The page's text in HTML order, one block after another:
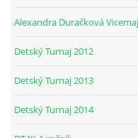
Alexandra Duračková
Detský Turnaj 2012
Detský Turnaj 2013
Detský Turnaj 2014